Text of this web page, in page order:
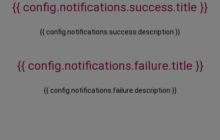
{{ config.notifications.success.title }}
{{ config.notifications.success.description }}
{{ config.notifications.failure.title }}
{{ config.notifications.failure.description }}